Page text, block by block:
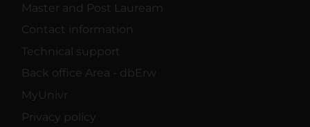
Master and Post Lauream
Contact information
Technical support
Back office Area - dbErw
MyUnivr
Privacy policy